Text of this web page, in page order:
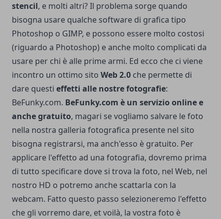
stencil, e molti altri? Il problema sorge quando
bisogna usare qualche software di grafica tipo
Photoshop o GIMP, e possono essere molto costosi
(riguardo a Photoshop) e anche molto complicati da
usare per chi è alle prime armi. Ed ecco che ci viene
incontro un ottimo sito Web 2.0 che permette di
dare questi effetti alle nostre fotografie:
BeFunky.com. BeFunky.com è un servizio online e
anche gratuito, magari se vogliamo salvare le foto
nella nostra galleria fotografica presente nel sito
bisogna registrarsi, ma anch'esso è gratuito. Per
applicare l'effetto ad una fotografia, dovremo prima
di tutto specificare dove si trova la foto, nel Web, nel
nostro HD o potremo anche scattarla con la
webcam. Fatto questo passo selezioneremo l'effetto
che gli vorremo dare, et voilà, la vostra foto è